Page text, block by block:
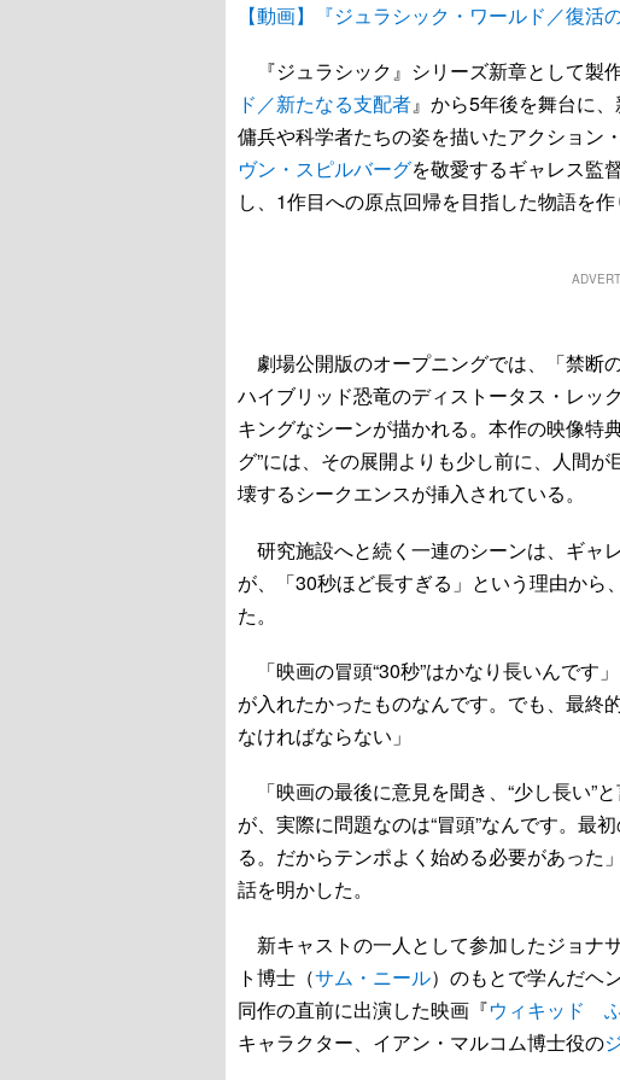
【動画】『ジュラシック・ワールド／復
『ジュラシック』シリーズ新章として製
ド／新たなる支配者』から5年後を舞台に
傭兵や科学者たちの姿を描いたアクション
ヴン・スピルバーグを敬愛するギャレス監
し、1作目への原点回帰を目指した物語を作
劇場公開版のオープニングでは、「禁断
ハイブリッド恐竜のディストータス・レッ
キングなシーンが描かれる。本作の映像特
グ”には、その展開よりも少し前に、人間
壊するシークエンスが挿入されている。
研究施設へと続く一連のシーンは、ギャ
が、「30秒ほど長すぎる」という理由から
た。
「映画の冒頭“30秒”はかなり長いんです
が入れたかったものなんです。でも、最終
なければならない」
「映画の最後に意見を聞き、“少し長い”
が、実際に問題なのは“冒頭”なんです。最
る。だからテンポよく始める必要があった
話を明かした。
新キャストの一人として参加したジョナ
ト博士（サム・ニール）のもとで学んだヘ
同作の直前に出演した映画『ウィキッド
キャラクター、イアン・マルコム博士役の